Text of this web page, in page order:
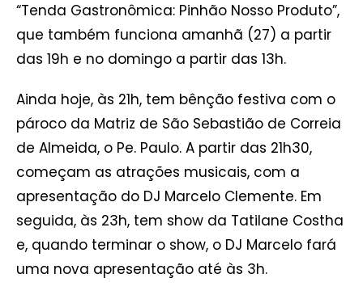
“Tenda Gastronômica: Pinhão Nosso Produto”,
que também funciona amanhã (27) a partir
das 19h e no domingo a partir das 13h.
Ainda hoje, às 21h, tem bênção festiva com o
pároco da Matriz de São Sebastião de Correia
de Almeida, o Pe. Paulo. A partir das 21h30,
começam as atrações musicais, com a
apresentação do DJ Marcelo Clemente. Em
seguida, às 23h, tem show da Tatilane Costha
e, quando terminar o show, o DJ Marcelo fará
uma nova apresentação até às 3h.